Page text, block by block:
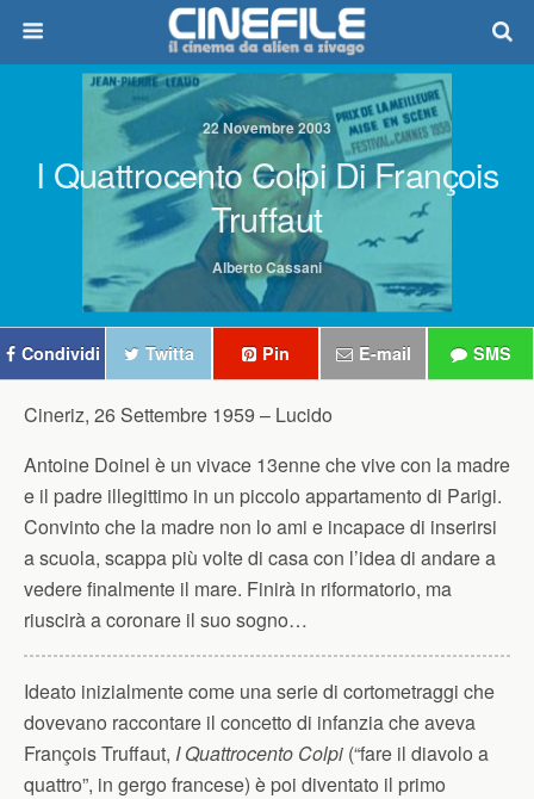
22 Novembre 2003
I Quattrocento Colpi Di François
Truffaut
Alberto Cassani
Condividi Twitta Pin E-mail SMS
Cineriz, 26 Settembre 1959 – Lucido
Antoine Doinel è un vivace 13enne che vive con la madre
e il padre illegittimo in un piccolo appartamento di Parigi.
Convinto che la madre non lo ami e incapace di inserirsi
a scuola, scappa più volte di casa con l’idea di andare a
vedere finalmente il mare. Finirà in riformatorio, ma
riuscirà a coronare il suo sogno…
Ideato inizialmente come una serie di cortometraggi che
dovevano raccontare il concetto di infanzia che aveva
François Truffaut, I Quattrocento Colpi (“fare il diavolo a
quattro”, in gergo francese) è poi diventato il primo